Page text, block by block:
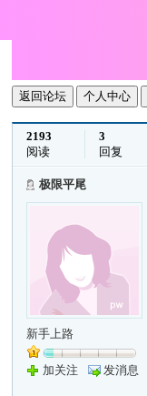
返回论坛 个人中心
2193
阅读
3
回复
极限平尾
新手上路
加关注 发消息